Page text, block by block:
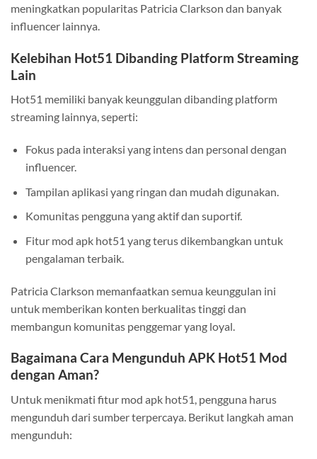
meningkatkan popularitas Patricia Clarkson dan banyak
influencer lainnya.
Kelebihan Hot51 Dibanding Platform Streaming
Lain
Hot51 memiliki banyak keunggulan dibanding platform
streaming lainnya, seperti:
Fokus pada interaksi yang intens dan personal dengan
influencer.
Tampilan aplikasi yang ringan dan mudah digunakan.
Komunitas pengguna yang aktif dan suportif.
Fitur mod apk hot51 yang terus dikembangkan untuk
pengalaman terbaik.
Patricia Clarkson memanfaatkan semua keunggulan ini
untuk memberikan konten berkualitas tinggi dan
membangun komunitas penggemar yang loyal.
Bagaimana Cara Mengunduh APK Hot51 Mod
dengan Aman?
Untuk menikmati fitur mod apk hot51, pengguna harus
mengunduh dari sumber terpercaya. Berikut langkah aman
mengunduh: